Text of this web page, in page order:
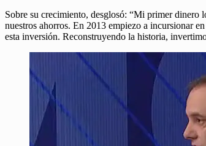
Sobre su crecimiento, desglosó: “Mi primer dinero
nuestros ahorros. En 2013 empiezo a incursionar
esta inversión. Reconstruyendo la historia,